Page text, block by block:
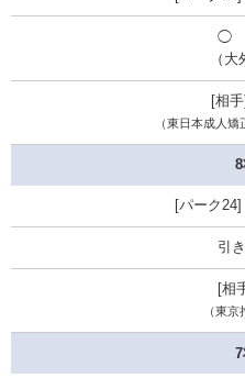
◯
（大
（東日本成人矯
引
（東京